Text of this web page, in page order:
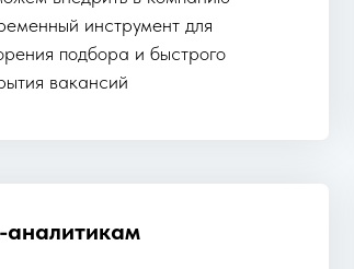
инструмент для
подбора и быстрого
вакансий
аналитикам